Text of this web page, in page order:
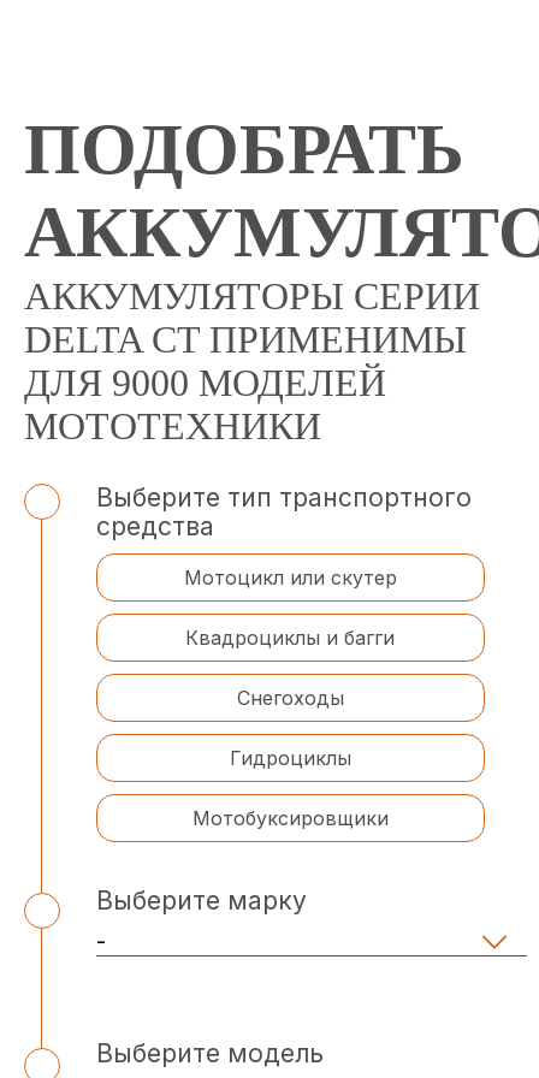
ПОДОБРАТЬ
АККУМУЛЯТОРЫ СЕРИИ
DELTA CT ПРИМЕНИМЫ
ДЛЯ 9000 МОДЕЛЕЙ
МОТОТЕХНИКИ
Выберите тип транспортного
средства
Мотоцикл или скутер
Квадроциклы и багги
Снегоходы
Гидроциклы
Мотобуксировщики
Выберите марку
Выберите модель